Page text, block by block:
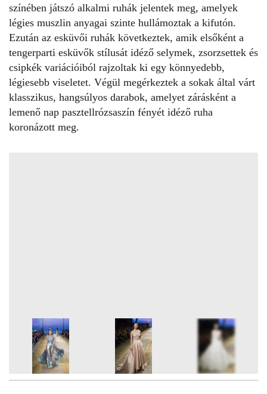
színében játszó alkalmi ruhák jelentek meg, amelyek
légies muszlin anyagai szinte hullámoztak a kifutón.
Ezután az esküvői ruhák következtek, amik elsőként a
tengerparti esküvők stílusát idéző selymek, zsorzsettek és
csipkék variációiból rajzoltak ki egy könnyedebb,
légiesebb viseletet. Végül megérkeztek a sokak által várt
klasszikus, hangsúlyos darabok, amelyet zárásként a
lemenő nap pasztellrózsaszín fényét idéző ruha
koronázott meg.